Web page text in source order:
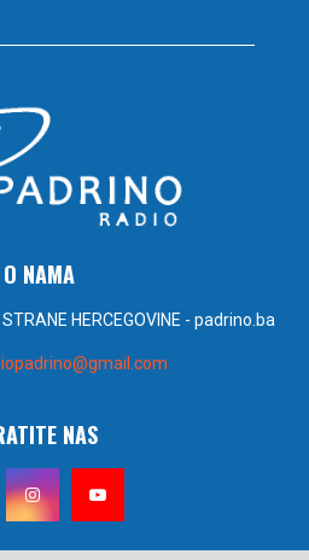
O NAMA
HERCEGOVINE - padrino.ba
NAS